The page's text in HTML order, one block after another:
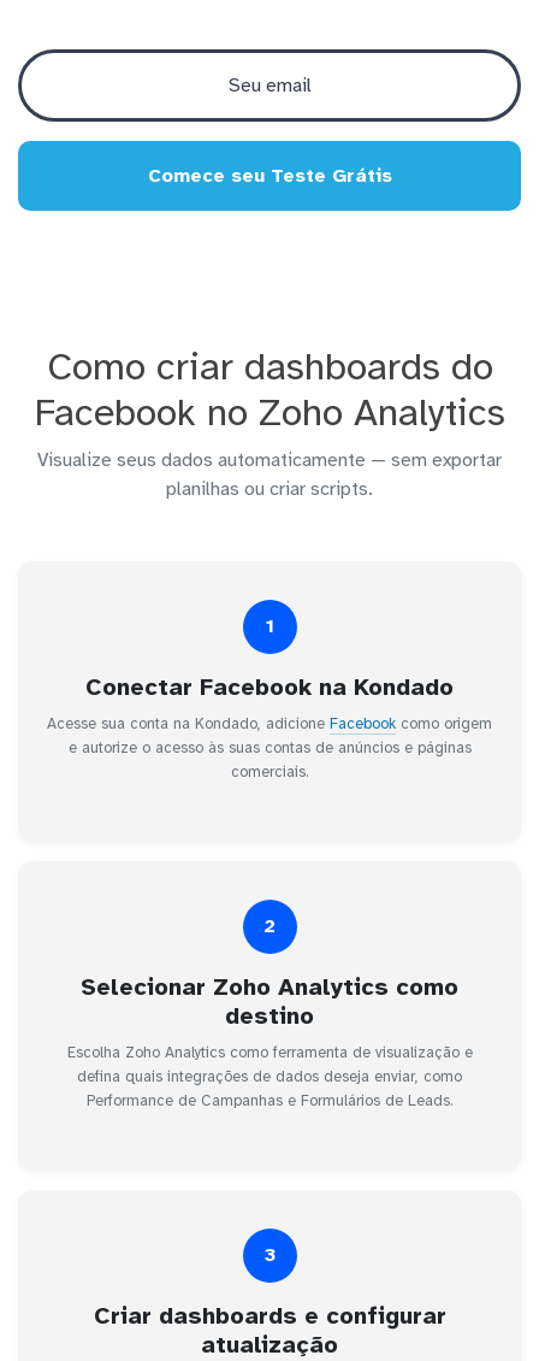
Comece seu Teste Grátis
Como criar dashboards do
Facebook no Zoho Analytics
Visualize seus dados automaticamente — sem exportar
planilhas ou criar scripts.
1
Conectar Facebook na Kondado
Acesse sua conta na Kondado, adicione Facebook como origem
e autorize o acesso às suas contas de anúncios e páginas
comerciais.
2
Selecionar Zoho Analytics como
destino
Escolha Zoho Analytics como ferramenta de visualização e
defina quais integrações de dados deseja enviar, como
Performance de Campanhas e Formulários de Leads.
3
Criar dashboards e configurar
atualização